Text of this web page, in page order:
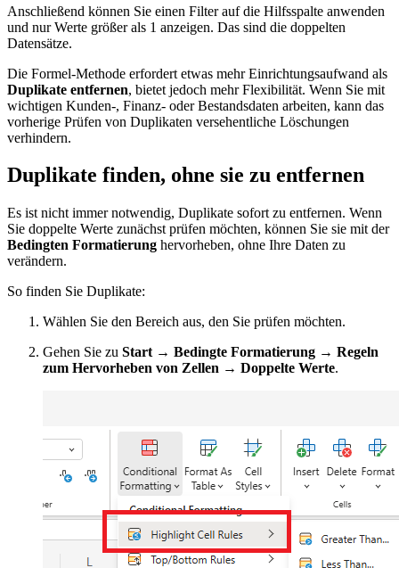
Anschließend können Sie einen Filter auf die Hilfsspalte anwenden
und nur Werte größer als 1 anzeigen. Das sind die doppelten
Datensätze.
Die Formel-Methode erfordert etwas mehr Einrichtungsaufwand als
Duplikate entfernen, bietet jedoch mehr Flexibilität. Wenn Sie mit
wichtigen Kunden-, Finanz- oder Bestandsdaten arbeiten, kann das
vorherige Prüfen von Duplikaten versehentliche Löschungen
verhindern.
Duplikate finden, ohne sie zu entfernen
Es ist nicht immer notwendig, Duplikate sofort zu entfernen. Wenn
Sie doppelte Werte zunächst prüfen möchten, können Sie sie mit der
Bedingten Formatierung hervorheben, ohne Ihre Daten zu
verändern.
So finden Sie Duplikate:
Wählen Sie den Bereich aus, den Sie prüfen möchten.
Gehen Sie zu Start → Bedingte Formatierung → Regeln
zum Hervorheben von Zellen → Doppelte Werte.